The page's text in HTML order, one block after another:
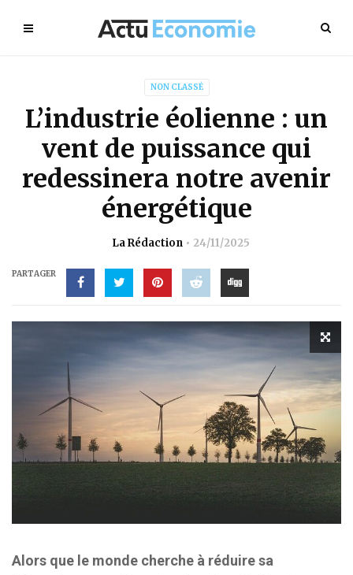
NON CLASSÉ
L’industrie éolienne : un
vent de puissance qui
redessinera notre avenir
énergétique
La Rédaction 24/11/2025
PARTAGER
Alors que le monde cherche à réduire sa